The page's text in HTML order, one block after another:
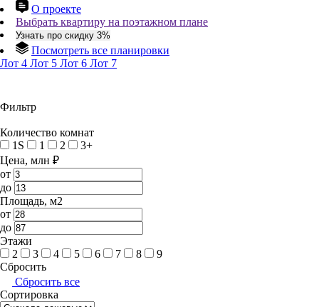
О проекте
Выбрать квартиру на поэтажном плане
Узнать про скидку 3%
Посмотреть все планировки
Лот 4 Лот 5 Лот 6 Лот 7
Фильтр
Количество комнат
1S
1 2
3+
Цена, млн ₽
от
до
Площадь, м2
от
до
Этажи
2
3 4 5 6 7 8
9
Сбросить
Сбросить все
Сортировка